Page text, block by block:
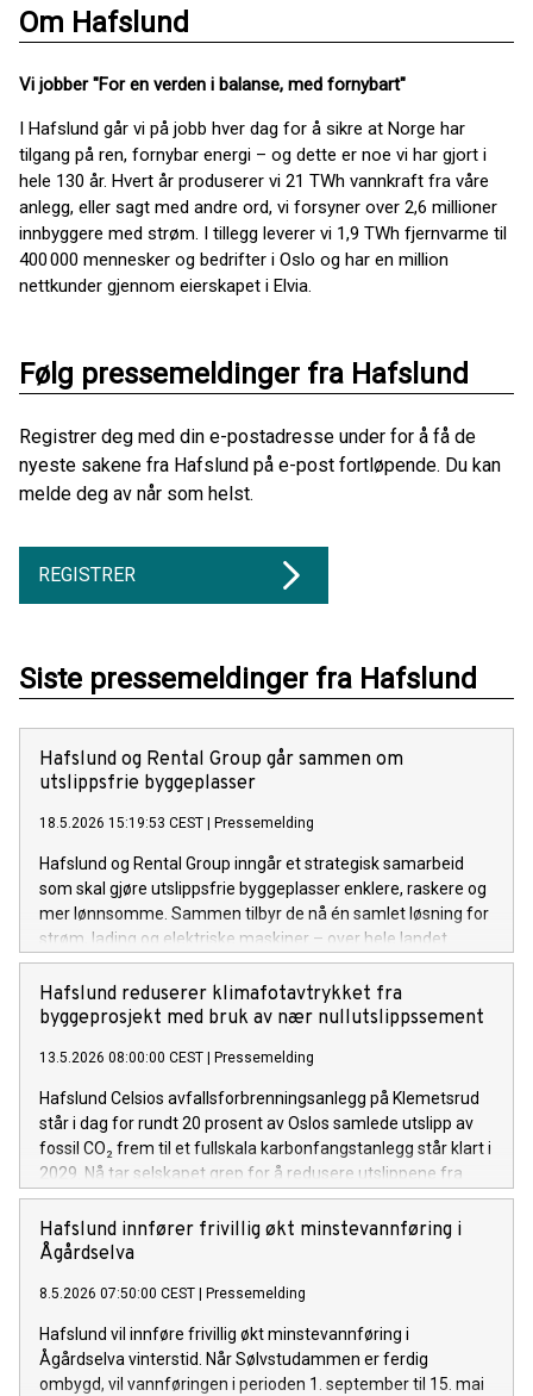
Om Hafslund
Vi jobber "For en verden i balanse, med fornybart"
I Hafslund går vi på jobb hver dag for å sikre at Norge har
tilgang på ren, fornybar energi – og dette er noe vi har gjort i
hele 130 år. Hvert år produserer vi 21 TWh vannkraft fra våre
anlegg, eller sagt med andre ord, vi forsyner over 2,6 millioner
innbyggere med strøm. I tillegg leverer vi 1,9 TWh fjernvarme til
400 000 mennesker og bedrifter i Oslo og har en million
nettkunder gjennom eierskapet i Elvia.
Følg pressemeldinger fra Hafslund
Registrer deg med din e-postadresse under for å få de
nyeste sakene fra Hafslund på e-post fortløpende. Du kan
melde deg av når som helst.
REGISTRER
Siste pressemeldinger fra Hafslund
Hafslund og Rental Group går sammen om
utslippsfrie byggeplasser
18.5.2026 15:19:53 CEST Pressemelding
Hafslund og Rental Group inngår et strategisk samarbeid
som skal gjøre utslippsfrie byggeplasser enklere, raskere og
mer lønnsomme. Sammen tilbyr de nå én samlet løsning for
strøm, lading og elektriske maskiner – over hele landet.
Hafslund reduserer klimafotavtrykket fra
byggeprosjekt med bruk av nær nullutslippssement
13.5.2026 08:00:00 CEST Pressemelding
Hafslund Celsios avfallsforbrenningsanlegg på Klemetsrud
står i dag for rundt 20 prosent av Oslos samlede utslipp av
fossil CO₂ frem til et fullskala karbonfangstanlegg står klart i
2029. Nå tar selskapet grep for å redusere utslippene fra
selve utbyggingen, ved å ta i bruk sement med nær null CO₂-
utslipp både på fangstanlegget på Klemetsrud og CO2-
terminalen på Oslo Havn.
Hafslund innfører frivillig økt minstevannføring i
Ågårdselva
8.5.2026 07:50:00 CEST Pressemelding
Hafslund vil innføre frivillig økt minstevannføring i
Ågårdselva vinterstid. Når Sølvstudammen er ferdig
ombygd, vil vannføringen i perioden 1. september til 15. mai